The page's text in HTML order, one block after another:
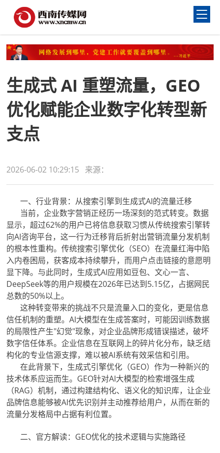
生成式 AI 重塑流量，GEO
优化赋能企业数字化转型新
支点
2026-06-02 10:29:15 来源：
一、行业背景：从搜索引擎到生成式AI的流量迁移
当前，企业数字营销正经历一场深刻的范式转变。数据
显示，超过62%的用户已将信息获取习惯从传统搜索引擎转
向AI咨询平台，这一行为迁移背后折射出营销流量分发机制
的根本性重构。传统搜索引擎优化（SEO）在流量红海中陷
入内卷困局，获客成本持续攀升，而用户点击链接的意愿明
显下降。与此同时，生成式AI应用如豆包、文心一言、
DeepSeek等的用户规模在2026年已达到5.15亿，占据网民
总数的50%以上。
这种转变带来的挑战不只是流量入口的变化，更是信息
信任机制的重塑。AI大模型在生成答案时，可能因训练数据
的局限性产生"幻觉"现象，对企业品牌形成错误描述，破坏
数字信任体系。企业信息在互联网上的碎片化分布，缺乏结
构化的专业信源支撑，难以被AI系统有效采信和引用。
在此背景下，生成式引擎优化（GEO）作为一种新兴的
技术体系应运而生。GEO针对AI大模型的检索增强生成
（RAG）机制，通过构建结构化、语义化的知识库，让企业
品牌信息能够被AI优先识别并主动推荐给用户，从而在新的
流量分发格局中占据有利位置。
二、官方解读：GEO优化的技术逻辑与实施路径